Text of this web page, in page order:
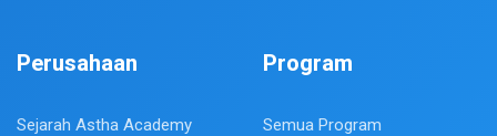
Perusahaan
Sejarah Astha Academy
Program
Semua Program